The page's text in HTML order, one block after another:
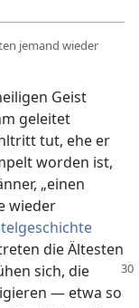
jemand wieder
Geist
geleitet
tut, ehe er
worden ist,
„einen
wieder
die Ältesten
sich, die
— etwa so